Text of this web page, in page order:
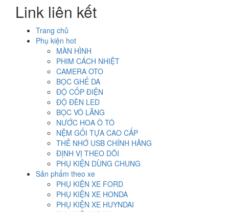
Link liên kết
Trang chủ
Phụ kiện hot
MÀN HÌNH
PHIM CÁCH NHIỆT
CAMERA OTO
BỌC GHẾ DA
ĐỘ CỐP ĐIỆN
ĐỘ ĐÈN LED
BỌC VÔ LĂNG
NƯỚC HOA Ô TÔ
NỆM GỐI TỰA CAO CẤP
THẺ NHỚ USB CHÍNH HÃNG
ĐỊNH VỊ THEO DÕI
PHỤ KIỆN DÙNG CHUNG
Sản phẩm theo xe
PHỤ KIỆN XE FORD
PHỤ KIỆN XE HONDA
PHỤ KIỆN XE HUYNDAI